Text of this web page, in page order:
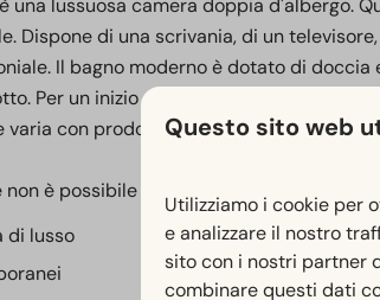
una lussuosa camera doppia d'albergo.
Dispone di una scrivania, di un
Il bagno moderno è dotato di doccia
Per un inizio perfetto della giornata,
varia con prodotti regionali. È disponibile
è possibile sistemare una culla/letto
di lusso
Questo sito web
Utilizziamo i cookie per
e analizzare il nostro
sito con i nostri partner
combinare questi dati